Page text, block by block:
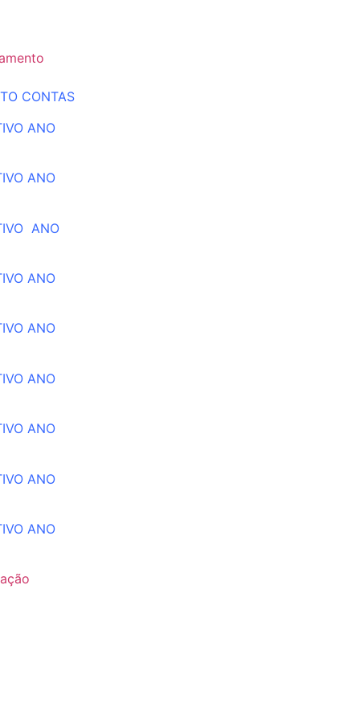
CONTAS
ANO
ANO
ANO
ANO
ANO
ANO
ANO
ANO
ANO